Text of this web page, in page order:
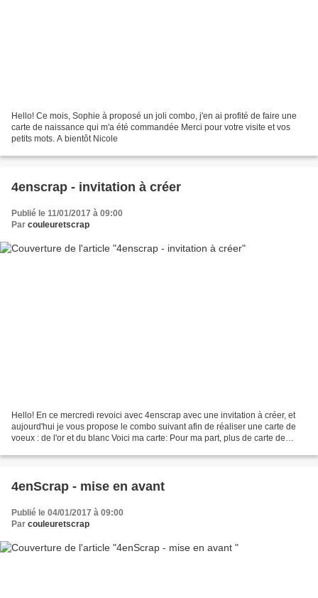
Hello! Ce mois, Sophie à proposé un joli combo, j'en ai profité de faire une
carte de naissance qui m'a été commandée Merci pour votre visite et vos
petits mots. A bientôt Nicole
4enscrap - invitation à créer
Publié le 11/01/2017 à 09:00
Par couleuretscrap
Hello! En ce mercredi revoici avec 4enscrap avec une invitation à créer, et
aujourd'hui je vous propose le combo suivant afin de réaliser une carte de
voeux : de l'or et du blanc Voici ma carte: Pour ma part, plus de carte de
4enScrap - mise en avant
Publié le 04/01/2017 à 09:00
Par couleuretscrap